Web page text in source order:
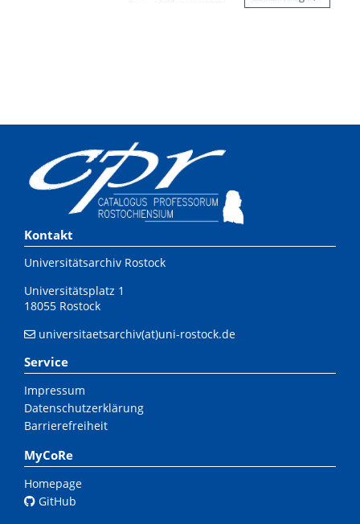
Kontakt
Universitätsarchiv Rostock
Universitätsplatz 1
18055 Rostock
universitaetsarchiv(at)uni-rostock.de
Service
Impressum
Datenschutzerklärung
Barrierefreiheit
MyCoRe
Homepage
GitHub